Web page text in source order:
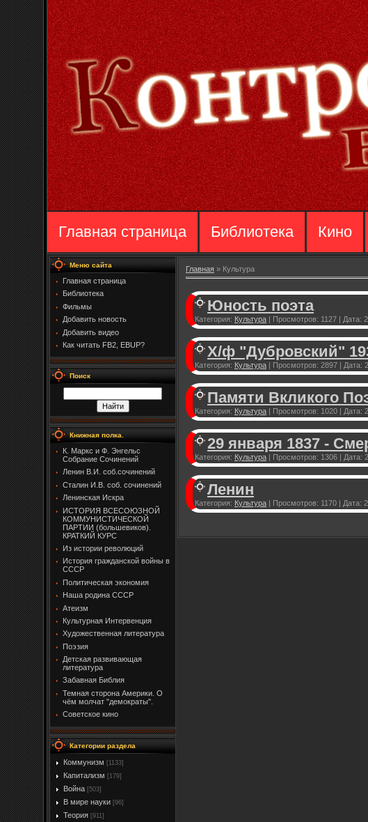
Главная страница Библиотека Кино
Меню сайта
Главная страница
Библиотека
Фильмы
Добавить новость
Добавить видео
Как читать FB2, EBUP?
Поиск
Книжная полка.
К. Маркс и Ф. Энгельс
Собрание Сочинений
Ленин В.И. соб.сочинений
Сталин И.В. соб. сочинений
Ленинская Искра
ИСТОРИЯ ВСЕСОЮЗНОЙ
КОММУНИСТИЧЕСКОЙ
ПАРТИИ (большевиков).
КРАТКИЙ КУРС
Из истории революций
История гражданской войны в
СССР
Политическая экономия
Наша родина СССР
Атеизм
Культурная Интервенция
Художественная литература
Поэзия
Детская развивающая
литература
Забавная Библия
Темная сторона Америки. О
чём молчат "демократы".
Советское кино
Категории раздела
Коммунизм [1133]
Капитализм [179]
Война [503]
В мире науки [96]
Теория [911]
Главная » Культура
Юность поэта
Категория: Культура | Просмотров: 1127 | Дата:
Х/ф "Дубровский"
Категория: Культура | Просмотров: 2897 | Дата:
Памяти Вкликого
Категория: Культура | Просмотров: 1020 | Дата:
29 января 1837 -
Категория: Культура | Просмотров: 1306 | Дата:
Ленин
Категория: Культура | Просмотров: 1170 | Дата: